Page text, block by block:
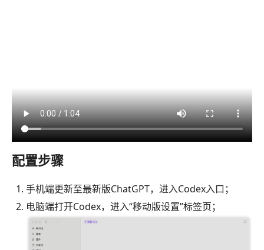
配置步骤
手机端更新至最新版ChatGPT，进入Codex入口；
电脑端打开Codex，进入“移动版设置”标签页；